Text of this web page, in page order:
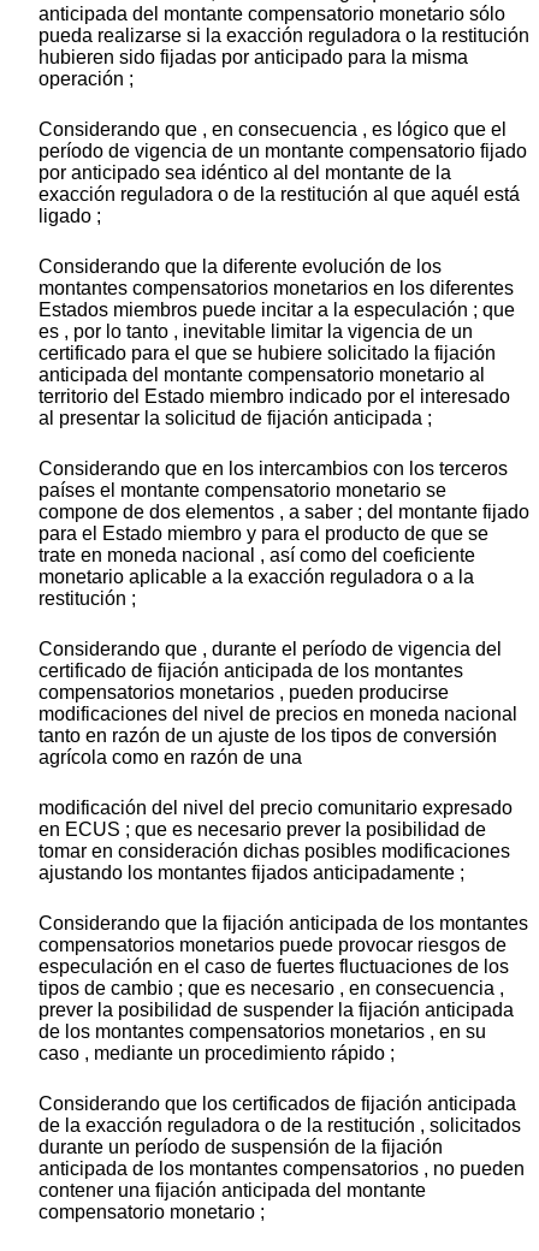
anticipada del montante compensatorio monetario sólo
pueda realizarse si la exacción reguladora o la restitución
hubieren sido fijadas por anticipado para la misma
operación ;
Considerando que , en consecuencia , es lógico que el
período de vigencia de un montante compensatorio fijado
por anticipado sea idéntico al del montante de la
exacción reguladora o de la restitución al que aquél está
ligado ;
Considerando que la diferente evolución de los
montantes compensatorios monetarios en los diferentes
Estados miembros puede incitar a la especulación ; que
es , por lo tanto , inevitable limitar la vigencia de un
certificado para el que se hubiere solicitado la fijación
anticipada del montante compensatorio monetario al
territorio del Estado miembro indicado por el interesado
al presentar la solicitud de fijación anticipada ;
Considerando que en los intercambios con los terceros
países el montante compensatorio monetario se
compone de dos elementos , a saber ; del montante fijado
para el Estado miembro y para el producto de que se
trate en moneda nacional , así como del coeficiente
monetario aplicable a la exacción reguladora o a la
restitución ;
Considerando que , durante el período de vigencia del
certificado de fijación anticipada de los montantes
compensatorios monetarios , pueden producirse
modificaciones del nivel de precios en moneda nacional
tanto en razón de un ajuste de los tipos de conversión
agrícola como en razón de una
modificación del nivel del precio comunitario expresado
en ECUS ; que es necesario prever la posibilidad de
tomar en consideración dichas posibles modificaciones
ajustando los montantes fijados anticipadamente ;
Considerando que la fijación anticipada de los montantes
compensatorios monetarios puede provocar riesgos de
especulación en el caso de fuertes fluctuaciones de los
tipos de cambio ; que es necesario , en consecuencia ,
prever la posibilidad de suspender la fijación anticipada
de los montantes compensatorios monetarios , en su
caso , mediante un procedimiento rápido ;
Considerando que los certificados de fijación anticipada
de la exacción reguladora o de la restitución , solicitados
durante un período de suspensión de la fijación
anticipada de los montantes compensatorios , no pueden
contener una fijación anticipada del montante
compensatorio monetario ;